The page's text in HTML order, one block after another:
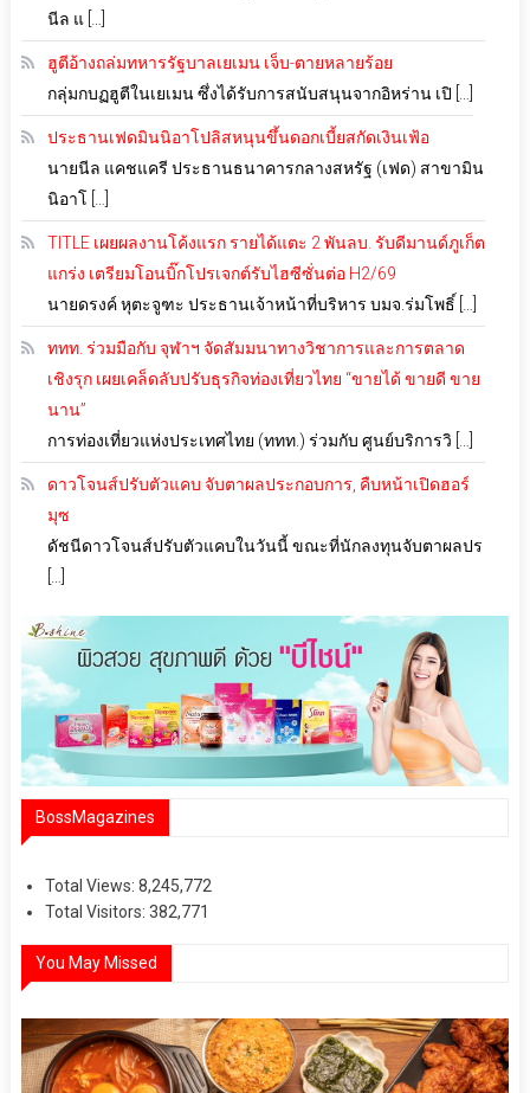
นีล แ […]
ฮูตีอ้างถล่มทหารรัฐบาลเยเมน เจ็บ-ตายหลายร้อย
กลุ่มกบฏฮูตีในเยเมน ซึ่งได้รับการสนับสนุนจากอิหร่าน เปิ […]
ประธานเฟดมินนิอาโปลิสหนุนขึ้นดอกเบี้ยสกัดเงินเฟ้อ
นายนีล แคชแครี ประธานธนาคารกลางสหรัฐ (เฟด) สาขามิน
นิอาโ […]
TITLE เผยผลงานโค้งแรก รายได้แตะ 2 พันลบ. รับดีมานด์ภูเก็ต
แกร่ง เตรียมโอนบิ๊กโปรเจกต์รับไฮซีซั่นต่อ H2/69
นายดรงค์ หุตะจูฑะ ประธานเจ้าหน้าที่บริหาร บมจ.ร่มโพธิ์ […]
ททท. ร่วมมือกับ จุฬาฯ จัดสัมมนาทางวิชาการและการตลาด
เชิงรุก เผยเคล็ดลับปรับธุรกิจท่องเที่ยวไทย “ขายได้ ขายดี ขาย
นาน”
การท่องเที่ยวแห่งประเทศไทย (ททท.) ร่วมกับ ศูนย์บริการวิ […]
ดาวโจนส์ปรับตัวแคบ จับตาผลประกอบการ, คืบหน้าเปิดฮอร์
มุซ
ดัชนีดาวโจนส์ปรับตัวแคบในวันนี้ ขณะที่นักลงทุนจับตาผลปร
BossMagazines
Total Views: 8,245,772
Total Visitors: 382,771
You May Missed